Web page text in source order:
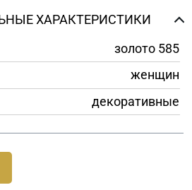
ХАРАКТЕРИСТИКИ
золото 585
женщин
декоративные